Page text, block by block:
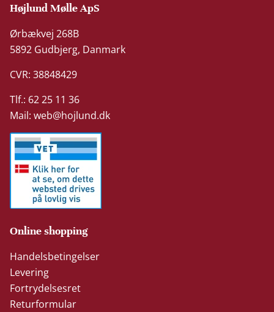
Højlund Mølle ApS
Ørbækvej 268B
5892 Gudbjerg, Danmark
CVR: 38848429
Tlf.: 62 25 11 36
Mail:web@hojlund.dk
Online shopping
Handelsbetingelser
Levering
Fortrydelsesret
Returformular